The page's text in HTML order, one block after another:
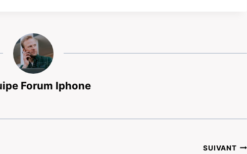
Forum Iphone
SUIVANT